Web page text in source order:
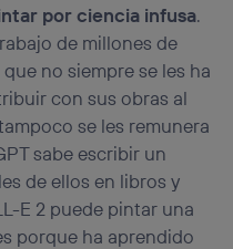
por ciencia infusa.
de millones de
no siempre se les ha
con sus obras al
se les remunera
sabe escribir un
de ellos en libros y
E 2 puede pintar una
porque ha aprendido